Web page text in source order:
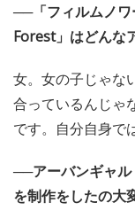
──「フィルムノ
Forest」はどんな
女。女の子じゃな
合っているんじゃ
です。自分自身で
──アーバンギャル
を制作をしたの大